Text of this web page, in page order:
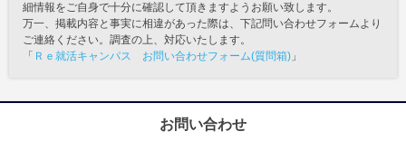
細情報をご自身で十分に確認して頂きますようお願い致します。
万一、掲載内容と事実に相違があった際は、下記問い合わせフォームより
ご連絡ください。調査の上、対応いたします。
「 Ｒｅ就活キャンパス お問い合わせフォーム(質問箱) 」
お問い合わせ